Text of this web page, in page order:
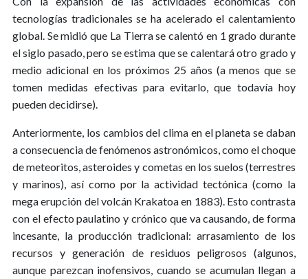
tecnologías tradicionales se ha acelerado el calentamiento
global. Se midió que La Tierra se calentó en 1 grado durante
el siglo pasado, pero se estima que se calentará otro grado y
medio adicional en los próximos 25 años (a menos que se
tomen medidas efectivas para evitarlo, que todavía hoy
pueden decidirse).
Anteriormente, los cambios del clima en el planeta se daban
a consecuencia de fenómenos astronómicos, como el choque
de meteoritos, asteroides y cometas en los suelos (terrestres
y marinos), así como por la actividad tectónica (como la
mega erupción del volcán Krakatoa en 1883). Esto contrasta
con el efecto paulatino y crónico que va causando, de forma
incesante, la producción tradicional: arrasamiento de los
recursos y generación de residuos peligrosos (algunos,
aunque parezcan inofensivos, cuando se acumulan llegan a